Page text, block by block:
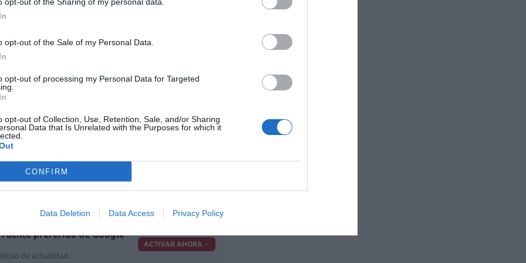
opt-out of the Sale of my Personal Data.
opt-out of processing my Personal Data for Targeted
opt-out of Collection, Use, Retention, Sale, and/or Sharing
Data that Is Unrelated with the Purposes for which it
CONFIRM
Data Deletion Data Access Privacy Policy
buena fuente para conocer sus
la hora de plantear los proyectos de
la creación de una
comisión de
de las cláusulas del convenio.
se encuentran las de proponer e impulsar
de colaboración y elaborar una
de forma ordinaria. El convenio de
y el COFT tendrá una vigencia de
preferida de Google
de actualidad.
ACTIVAR AHORA